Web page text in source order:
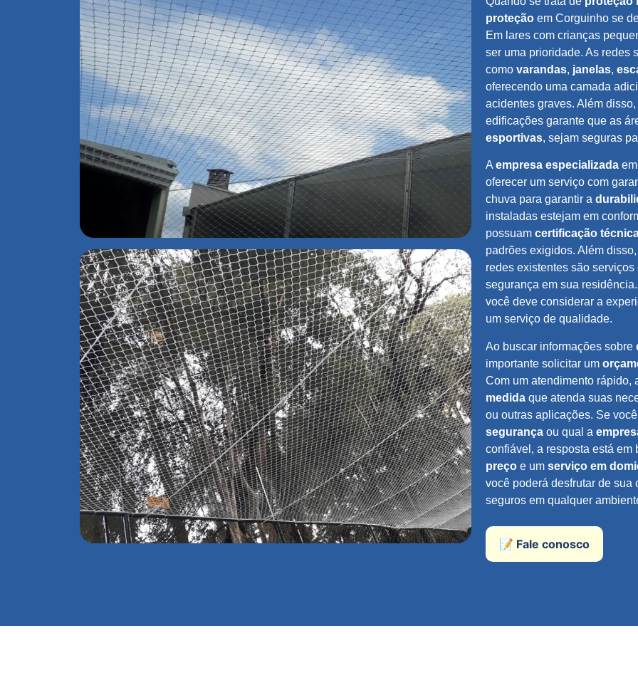
proteção em Corguinho se
Em lares com crianças
ser uma prioridade. As redes
como varandas, janelas,
oferecendo uma camada
acidentes graves. Além
edificações garante que as
esportivas, sejam seguras
A empresa especializada
oferecer um serviço com
chuva para garantir a
instaladas estejam em
possuam certificação
padrões exigidos. Além
redes existentes são
segurança em sua
você deve considerar a
um serviço de qualidade.
Ao buscar informações sobre
importante solicitar um
Com um atendimento rápido,
medida que atenda suas
ou outras aplicações. Se
segurança ou qual a
confiável, a resposta está
preço e um serviço em
você poderá desfrutar de sua
seguros em qualquer
📝 Fale conosco